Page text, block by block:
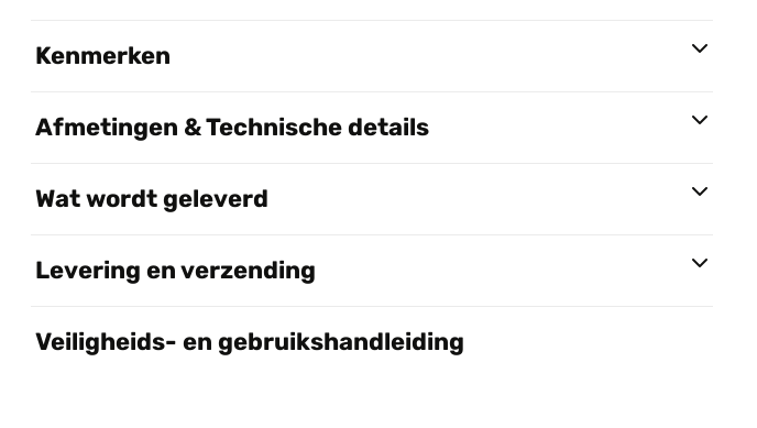
Kenmerken
Afmetingen & Technische details
Wat wordt geleverd
Levering en verzending
Veiligheids- en gebruikshandleiding